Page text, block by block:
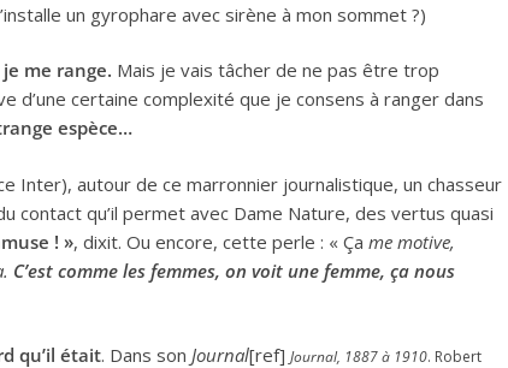
un gyrophare avec sirène à mon sommet ?)
me range. Mais je vais tâcher de ne pas être trop
d’une certaine complexité que je consens à ranger dans
espèce…
Inter), autour de ce marronnier journalistique, un chasseur
contact qu’il permet avec Dame Nature, des vertus quasi
! », dixit. Ou encore, cette perle : « Ça me motive,
C’est comme les femmes, on voit une femme, ça nous
qu’il était. Dans son Journal[ref] Journal, 1887 à 1910. Robert